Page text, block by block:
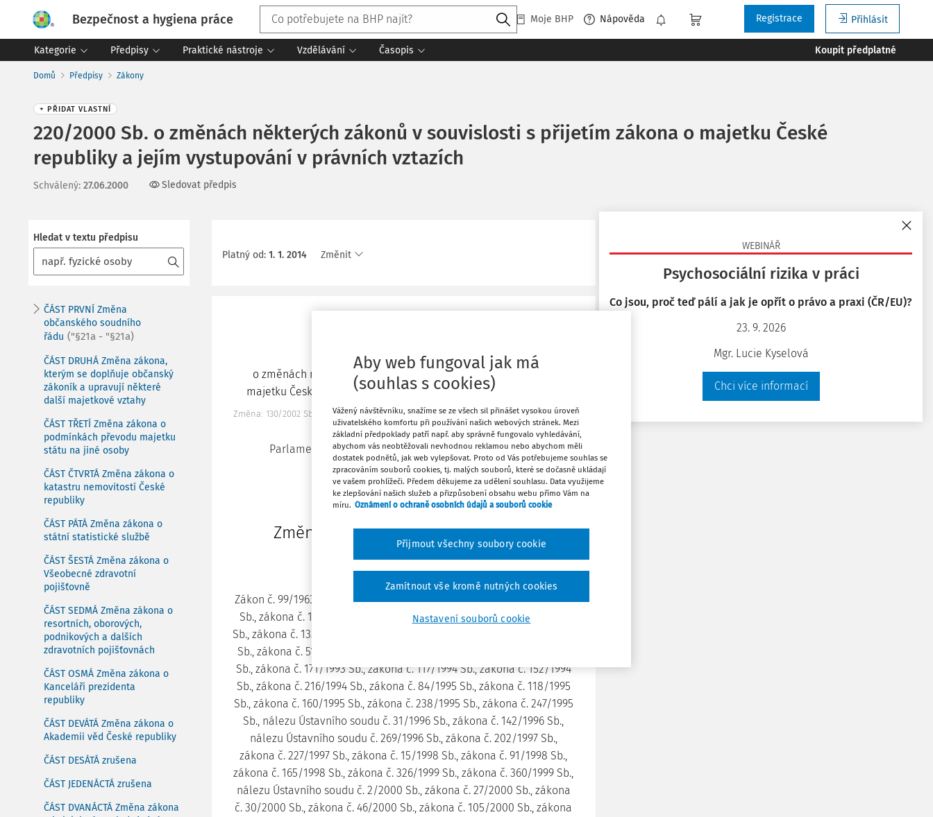
Bezpečnost a hygiena práce Moje BHP Nápověda Přihlásit
Registrace
Kategorie Předpisy Praktické nástroje Vzdělávání Časopis Koupit předplatné
WEBINÁŘ
Psychosociální rizika v práci
Co jsou, proč teď pálí a jak je opřít o právo a praxi (ČR/EU)?
23. 9. 2026
Mgr. Lucie Kyselová
Chci více informací
Domů Předpisy Zákony
+ PŘIDAT VLASTNÍ
220/2000 Sb. o změnách některých zákonů v souvislosti s přijetím zákona o majetku České
republiky a jejím vystupování v právních vztazích
Schválený: 27.06.2000 Sledovat předpis
Hledat v textu předpisu
ČÁST PRVNÍ Změna
občanského soudního
řádu ("§21a - "§21a)
ČÁST DRUHÁ Změna zákona,
kterým se doplňuje občanský
zákoník a upravují některé
další majetkové vztahy
ČÁST TŘETÍ Změna zákona o
podmínkách převodu majetku
státu na jiné osoby
ČÁST ČTVRTÁ Změna zákona o
katastru nemovitostí České
republiky
ČÁST PÁTÁ Změna zákona o
státní statistické službě
ČÁST ŠESTÁ Změna zákona o
Všeobecné zdravotní
pojišťovně
ČÁST SEDMÁ Změna zákona o
resortních, oborových,
podnikových a dalších
zdravotních pojišťovnách
ČÁST OSMÁ Změna zákona o
Kanceláři prezidenta
republiky
ČÁST DEVÁTÁ Změna zákona o
Akademii věd České republiky
ČÁST DESÁTÁ zrušena
ČÁST JEDENÁCTÁ zrušena
ČÁST DVANÁCTÁ Změna zákona
Platný od: 1. 1. 2014 Změnit
ze dne 27. června 2000
o změnách některých zákonů v souvislosti s přijetím zákona o
majetku České republiky a jejím vystupování v právních vztazích
Změna: 130/2002 Sb. Změna: 364/2000 Sb. Změna: 264/2006 Sb.
Změna: 256/2013
Sb.
Parlament se usnesl na tomto zákoně České republiky:
ČÁST PRVNÍ
Změna občanského soudního řádu
Čl.I
Zákon č. 99/1963 Sb., občanský soudní řád, ve znění zákona č. 36/1967
Sb., zákona č. 158/1969 Sb., zákona č. 49/1973 Sb., zákona č. 20/1975
Sb., zákona č. 133/1982 Sb., zákona č. 180/1990 Sb., zákona č. 328/1991
Sb., zákona č. 519/1991 Sb., zákona č. 263/1992 Sb., zákona č. 24/1993
Sb., zákona č. 171/1993 Sb., zákona č. 117/1994 Sb., zákona č. 152/1994
Sb., zákona č. 216/1994 Sb., zákona č. 84/1995 Sb., zákona č. 118/1995
Sb., zákona č. 160/1995 Sb., zákona č. 238/1995 Sb., zákona č. 247/1995
Sb., nálezu Ústavního soudu č. 31/1996 Sb., zákona č. 142/1996 Sb.,
nálezu Ústavního soudu č. 269/1996 Sb., zákona č. 202/1997 Sb.,
zákona č. 227/1997 Sb., zákona č. 15/1998 Sb., zákona č. 91/1998 Sb.,
zákona č. 165/1998 Sb., zákona č. 326/1999 Sb., zákona č. 360/1999 Sb.,
nálezu Ústavního soudu č. 2/2000 Sb., zákona č. 27/2000 Sb., zákona
č. 30/2000 Sb., zákona č. 46/2000 Sb., zákona č. 105/2000 Sb., zákona
Vyzkoušejte aplikaci
Bezpečnost a hygiena
na 14 dní zdarma.
Aby web fungoval jak má
(souhlas s cookies)
Vážený návštěvníku, snažíme se ze všech sil přinášet vysokou úroveň
uživatelského komfortu při používání našich webových stránek. Mezi
základní předpoklady patří např. aby správně fungovalo vyhledávání,
abychom vás neobtěžovali nevhodnou reklamou nebo abychom měli
dostatek podnětů, jak web vylepšovat. Proto od Vás potřebujeme souhlas se
zpracováním souborů cookies, tj. malých souborů, které se dočasně ukládají
ve vašem prohlížeči. Předem děkujeme za udělení souhlasu. Data využijeme
ke zlepšování našich služeb a přizpůsobení obsahu webu přímo Vám na
míru. Oznámení o ochraně osobních údajů a souborů cookie
Nastavení souborů cookie
Zamítnout vše kromě nutných cookies
Přijmout všechny soubory cookie